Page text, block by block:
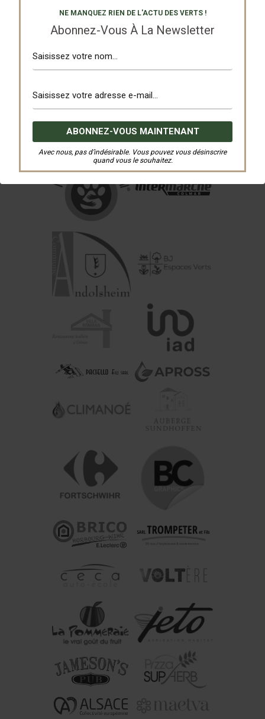
NE MANQUEZ RIEN DE L'ACTU DES VERTS !
Abonnez-Vous À La Newsletter
Avec nous, pas d’indésirable. Vous pouvez vous désinscrire
quand vous le souhaitez.